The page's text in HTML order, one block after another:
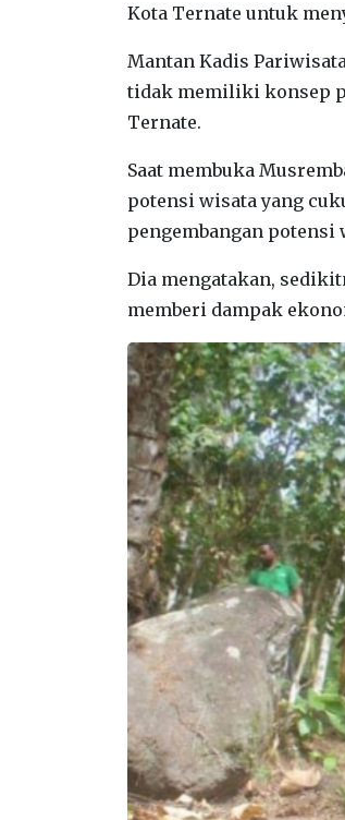
Kota Ternate untuk
Mantan Kadis
tidak memiliki konsep
Ternate.
Saat membuka
potensi wisata yang
pengembangan potensi
Dia mengatakan,
memberi dampak